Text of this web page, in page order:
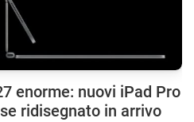
enorme: nuovi iPad Pro
ridisegnato in arrivo